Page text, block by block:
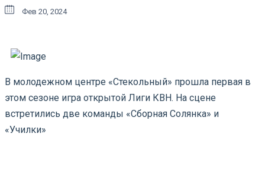
Фев 20, 2024
В молодежном центре «Стекольный» прошла первая в
этом сезоне игра открытой Лиги КВН. На сцене
встретились две команды «Сборная Солянка» и
«Училки»